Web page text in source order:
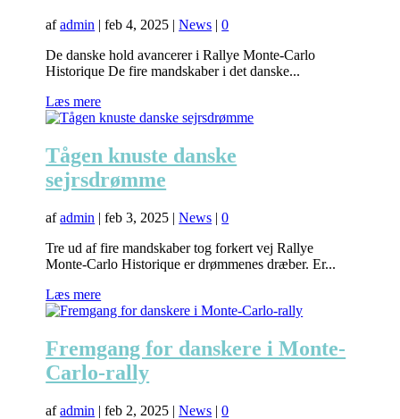
afadmin |feb 4, 2025 |News |0
De danske hold avancerer i Rallye Monte-Carlo
Historique De fire mandskaber i det danske...
Læs mere
Tågen knuste danske
sejrsdrømme
afadmin |feb 3, 2025 |News |0
Tre ud af fire mandskaber tog forkert vej Rallye
Monte-Carlo Historique er drømmenes dræber. Er...
Læs mere
Fremgang for danskere i Monte-
Carlo-rally
afadmin |feb 2, 2025 |News |0